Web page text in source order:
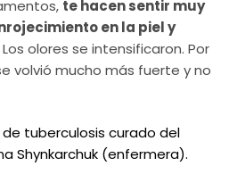
te hacen sentir muy
en la piel y
Los olores se intensificaron. Por
volvió mucho más fuerte y no